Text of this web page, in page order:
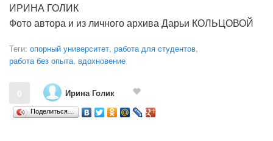
ИРИНА ГОЛИК
Фото автора и из личного архива Дарьи КОЛЬЦОВОЙ
Теги: опорный университет, работа для студентов,
работа без опыта, вдохновение
0 Ирина Голик
Поделиться…